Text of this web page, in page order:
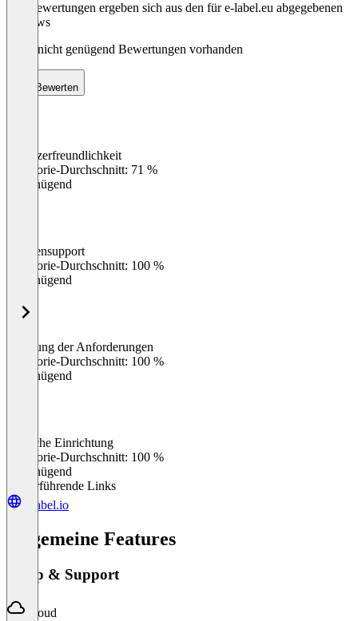
Die Bewertungen ergeben sich aus den für e-label.eu abgegebenen
Reviews
Noch nicht genügend Bewertungen vorhanden
Bewerten
Benutzerfreundlichkeit
Kategorie-Durchschnitt: 71 %
Ungenügend
Kundensupport
Kategorie-Durchschnitt: 100 %
Ungenügend
Erfüllung der Anforderungen
Kategorie-Durchschnitt: 100 %
Ungenügend
Einfache Einrichtung
Kategorie-Durchschnitt: 100 %
Ungenügend
Weiterführende Links
e-label.io
Allgemeine Features
Setup & Support
Cloud